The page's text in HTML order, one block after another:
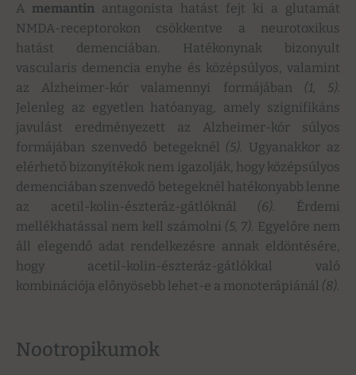
A memantin antagonista hatást fejt ki a glutamát
NMDA-receptorokon csökkentve a neurotoxikus
hatást demenciában. Hatékonynak bizonyult
vascularis demencia enyhe és középsúlyos, valamint
az Alzheimer-kór valamennyi formájában(1, 5).
Jelenleg az egyetlen hatóanyag, amely szignifikáns
javulást eredményezett az Alzheimer-kór súlyos
formájában szenvedő betegeknél (5). Ugyanakkor az
elérhető bizonyítékok nem igazolják, hogy középsúlyos
demenciában szenvedő betegeknél hatékonyabb lenne
az acetil-kolin-észteráz-gátlóknál (6). Érdemi
mellékhatással nem kell számolni (5, 7). Egyelőre nem
áll elegendő adat rendelkezésre annak eldöntésére,
hogy acetil-kolin-észteráz-gátlókkal való
kombinációja előnyösebb lehet-e a monoterápiánál (8).
Nootropikumok